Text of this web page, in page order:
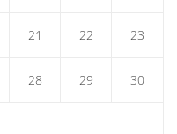
21 22 23
28 29 30